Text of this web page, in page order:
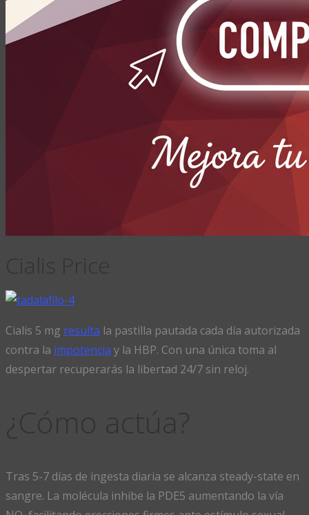
Cialis 5 mg resulta la pastilla pautada cada día autorizada
contra la impotencia y la HBP. Con una única toma al
despertar recuperarás la libertad 24/7 sin reloj.
Tras 5-7 días de ingesta diaria se alcanza steady-state en
sangre. La molécula inhibe la PDE5 aumentando la vía